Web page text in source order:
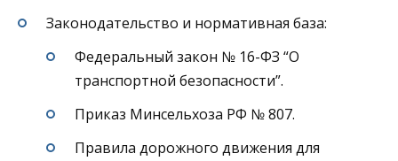
Законодательство и нормативная база:
Федеральный закон № 16-ФЗ “О
транспортной безопасности”.
Приказ Минсельхоза РФ № 807.
Правила дорожного движения для